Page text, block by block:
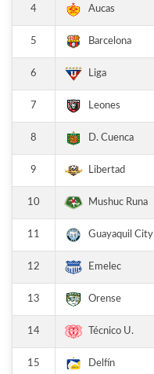
4 Aucas
5 Barcelona
6 Liga
7 Leones
8 D. Cuenca
9 Libertad
10 Mushuc Runa
11 Guayaquil City
12 Emelec
13 Orense
14 Técnico U.
15 Delfín